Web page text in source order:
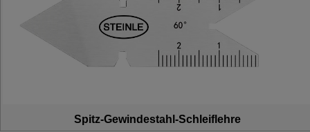
Spitz-Gewindestahl-Schleiflehre